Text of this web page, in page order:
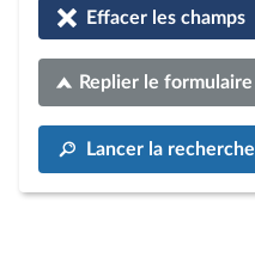
Effacer les champs
Replier le formulaire
Lancer la recherche